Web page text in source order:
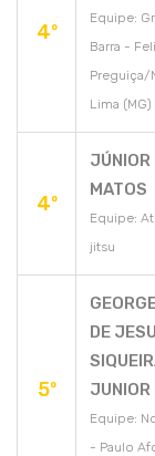
4º
Equipe:
Barra -
Preguiça/
Lima (MG)
4º
JÚNIOR
MATOS
Equipe:
jitsu
5º
DE
JUNIOR
Equipe:
- Paulo